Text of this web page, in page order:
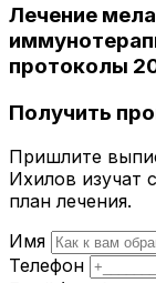
Лечение
протоколы
Получить
Пришлите
Ихилов изучат
план лечения.
Имя
Телефон